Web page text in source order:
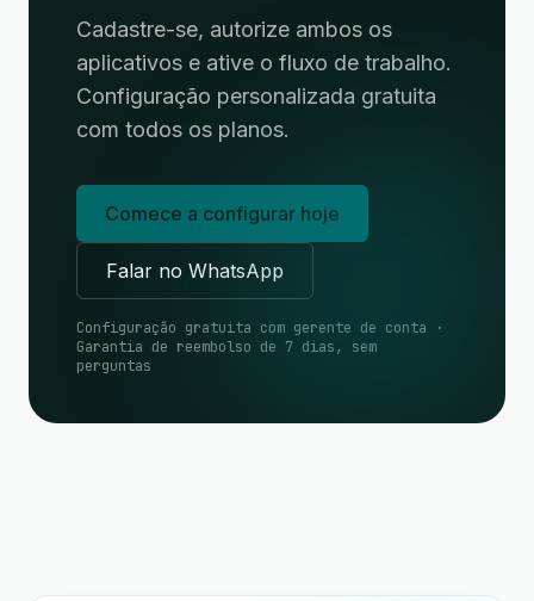
Cadastre-se, autorize ambos os
aplicativos e ative o fluxo de trabalho.
Configuração personalizada gratuita
com todos os planos.
Comece a configurar hoje
Falar no WhatsApp
Configuração gratuita com gerente de conta ·
Garantia de reembolso de 7 dias, sem
perguntas